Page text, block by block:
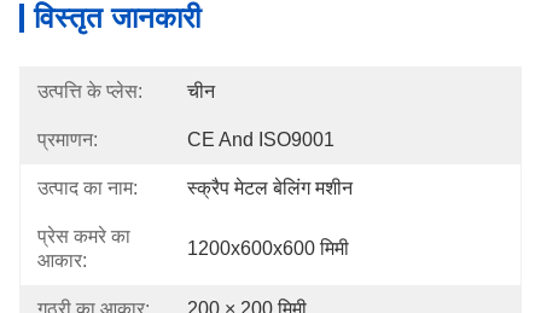
विस्तृत जानकारी
उत्पत्ति के प्लेस: चीन
प्रमाणन: CE And ISO9001
उत्पाद का नाम: स्क्रैप मेटल बेलिंग मशीन
प्रेस कमरे का
आकार:
1200x600x600 मिमी
गठरी का आकार: 200 × 200 मिमी